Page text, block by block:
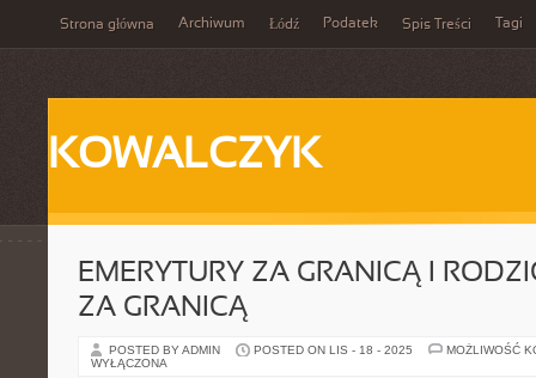
Strona główna Archiwum Łódź Podatek Spis Treści Tagi
KOWALCZYK
EMERYTURY ZA GRANICĄ I
ZA GRANICĄ
POSTED BY ADMIN POSTED ON LIS - 18 - 2025
MOŻLIWOŚĆ
WYŁĄCZONA